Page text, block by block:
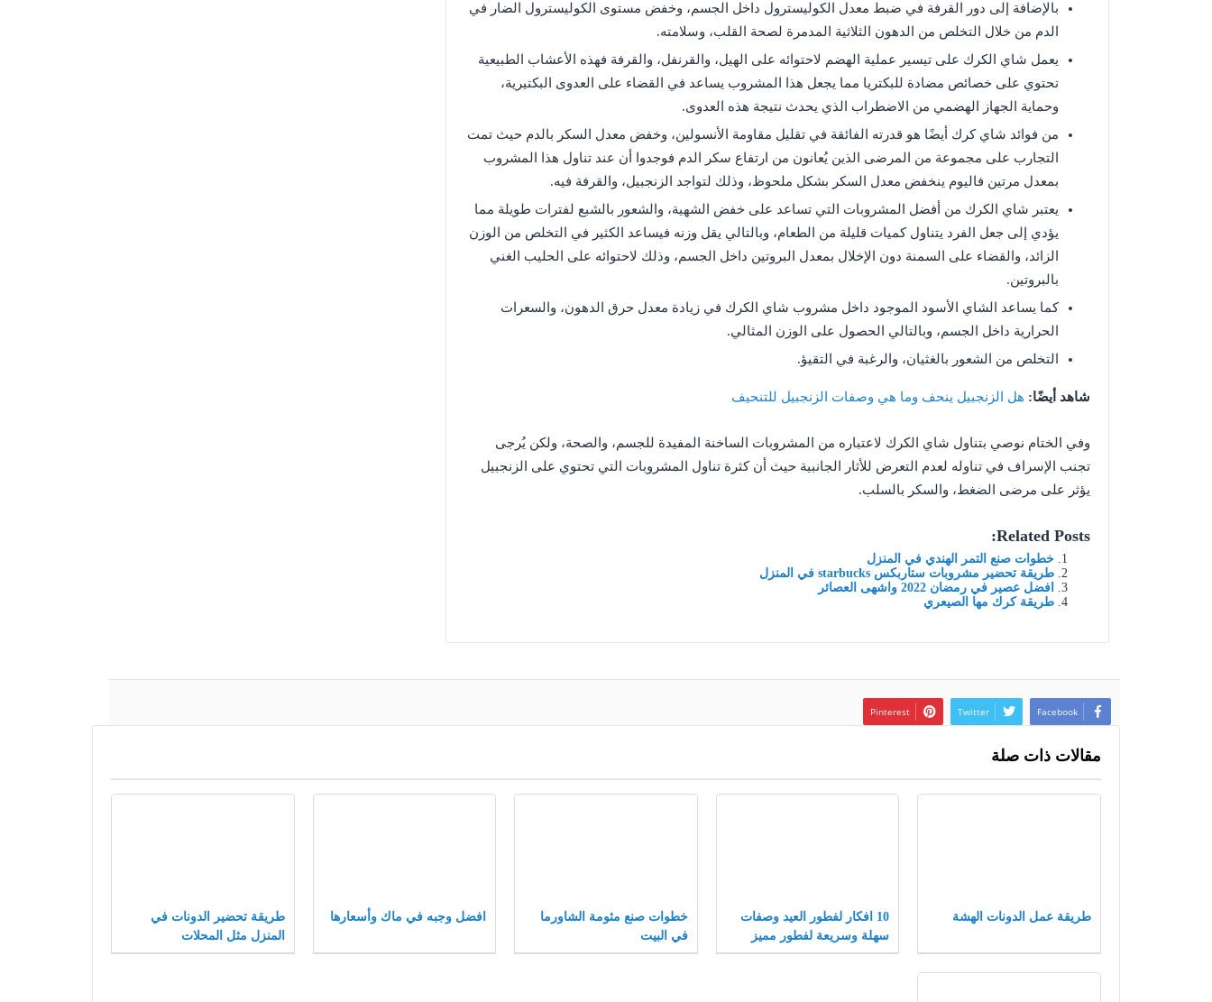
بالإضافة إلى دور القرفة في ضبط معدل الكوليسترول داخل الجسم، وخفض مستوى الكوليسترول الضار في
الدم من خلال التخلص من الدهون الثلاثية المدمرة لصحة القلب، وسلامته.
يعمل شاي الكرك على تيسير عملية الهضم لاحتوائه على الهيل، والقرنفل، والقرفة فهذه الأعشاب الطبيعية
تحتوي على خصائص مضادة للبكتريا مما يجعل هذا المشروب يساعد في القضاء على العدوى البكتيرية،
وحماية الجهاز الهضمي من الاضطراب الذي يحدث نتيجة هذه العدوى.
من فوائد شاي كرك أيضًا هو قدرته الفائقة في تقليل مقاومة الأنسولين، وخفض معدل السكر بالدم حيث تمت
التجارب على مجموعة من المرضى الذين يُعانون من ارتفاع سكر الدم فوجدوا أن عند تناول هذا المشروب
بمعدل مرتين فاليوم ينخفض معدل السكر بشكل ملحوظ، وذلك لتواجد الزنجبيل، والقرفة فيه.
يعتبر شاي الكرك من أفضل المشروبات التي تساعد على خفض الشهية، والشعور بالشبع لفترات طويلة مما
يؤدي إلى جعل الفرد يتناول كميات قليلة من الطعام، وبالتالي يقل وزنه فيساعد الكثير في التخلص من الوزن
الزائد، والقضاء على السمنة دون الإخلال بمعدل البروتين داخل الجسم، وذلك لاحتوائه على الحليب الغني
بالبروتين.
كما يساعد الشاي الأسود الموجود داخل مشروب شاي الكرك في زيادة معدل حرق الدهون، والسعرات
الحرارية داخل الجسم، وبالتالي الحصول على الوزن المثالي.
التخلص من الشعور بالغثيان، والرغبة في التقيؤ.
شاهد أيضًا: هل الزنجبيل ينحف وما هي وصفات الزنجبيل للتنحيف
وفي الختام نوصي بتناول شاي الكرك لاعتباره من المشروبات الساخنة المفيدة للجسم، والصحة، ولكن يُرجى
تجنب الإسراف في تناوله لعدم التعرض للأثار الجانبية حيث أن كثرة تناول المشروبات التي تحتوي على الزنجبيل
يؤثر على مرضى الضغط، والسكر بالسلب.
Related Posts:
خطوات صنع التمر الهندي في المنزل
طريقة تحضير مشروبات ستاربكس starbucks في المنزل
افضل عصير في رمضان 2022 واشهى العصائر
طريقة كرك مها الصيعري
Facebook
Twitter
Pinterest
مقالات ذات صلة
طريقة عمل الدونات الهشة
10 افكار لفطور العيد وصفات
سهلة وسريعة لفطور مميز
خطوات صنع مثومة الشاورما
في البيت
افضل وجبه في ماك وأسعارها
طريقة تحضير الدونات في
المنزل مثل المحلات